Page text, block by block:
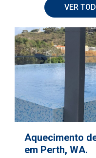
VER
Aquecimento
em Perth, WA.